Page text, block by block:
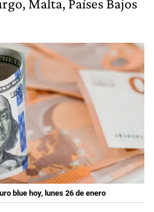
Malta, Países Bajos
blue hoy, lunes 26 de enero